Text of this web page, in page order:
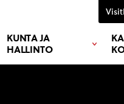
KUNTA JA
HALLINTO